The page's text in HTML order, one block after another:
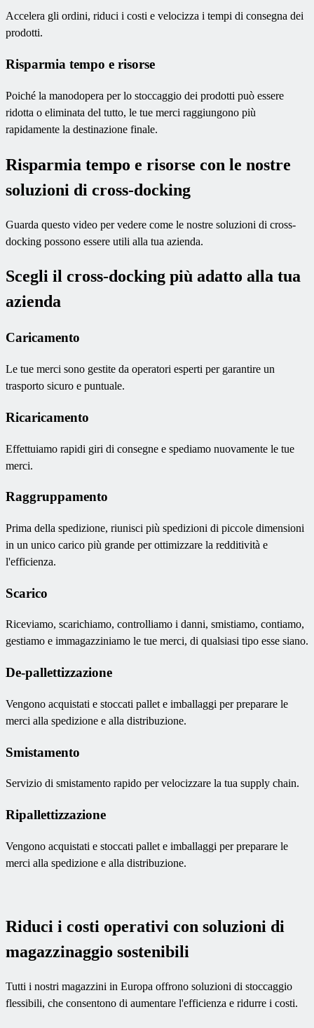
Accelera gli ordini, riduci i costi e velocizza i tempi di consegna dei
prodotti.
Risparmia tempo e risorse
Poiché la manodopera per lo stoccaggio dei prodotti può essere
ridotta o eliminata del tutto, le tue merci raggiungono più
rapidamente la destinazione finale.
Risparmia tempo e risorse con le nostre
soluzioni di cross-docking
Guarda questo video per vedere come le nostre soluzioni di cross-
docking possono essere utili alla tua azienda.
Scegli il cross-docking più adatto alla tua
azienda
Caricamento
Le tue merci sono gestite da operatori esperti per garantire un
trasporto sicuro e puntuale.
Ricaricamento
Effettuiamo rapidi giri di consegne e spediamo nuovamente le tue
merci.
Raggruppamento
Prima della spedizione, riunisci più spedizioni di piccole dimensioni
in un unico carico più grande per ottimizzare la redditività e
l'efficienza.
Scarico
Riceviamo, scarichiamo, controlliamo i danni, smistiamo, contiamo,
gestiamo e immagazziniamo le tue merci, di qualsiasi tipo esse siano.
De-pallettizzazione
Vengono acquistati e stoccati pallet e imballaggi per preparare le
merci alla spedizione e alla distribuzione.
Smistamento
Servizio di smistamento rapido per velocizzare la tua supply chain.
Ripallettizzazione
Vengono acquistati e stoccati pallet e imballaggi per preparare le
merci alla spedizione e alla distribuzione.
Riduci i costi operativi con soluzioni di
magazzinaggio sostenibili
Tutti i nostri magazzini in Europa offrono soluzioni di stoccaggio
flessibili, che consentono di aumentare l'efficienza e ridurre i costi.